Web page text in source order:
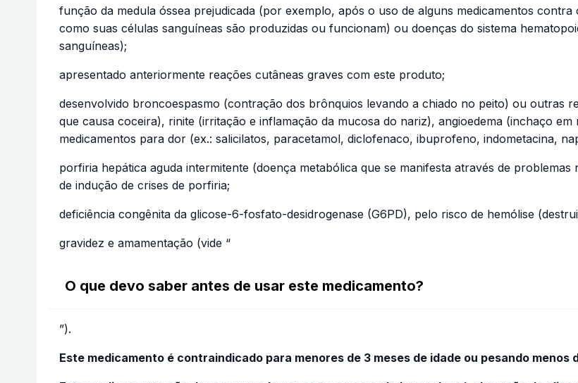
função da medula óssea prejudicada (por exemplo, após o uso de alguns medicamentos
como suas células sanguíneas são produzidas ou funcionam) ou doenças do sistema
sanguíneas);
apresentado anteriormente reações cutâneas graves com este produto;
desenvolvido broncoespasmo (contração dos brônquios levando a chiado no peito) ou outras
que causa coceira), rinite (irritação e inflamação da mucosa do nariz), angioedema (inchaço
medicamentos para dor (ex.: salicilatos, paracetamol, diclofenaco, ibuprofeno, indometacina,
porfiria hepática aguda intermitente (doença metabólica que se manifesta através de
de indução de crises de porfiria;
deficiência congênita da glicose-6-fosfato-desidrogenase (G6PD), pelo risco de hemólise
gravidez e amamentação (vide “
O que devo saber antes de usar este medicamento?
”).
Este medicamento é contraindicado para menores de 3 meses de idade ou pesando menos